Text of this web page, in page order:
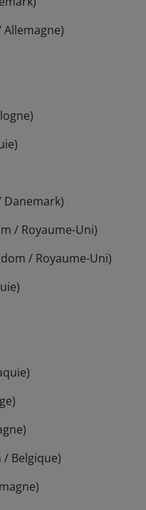
/ Royaume-Uni)
/ Royaume-Uni)
/ Belgique)